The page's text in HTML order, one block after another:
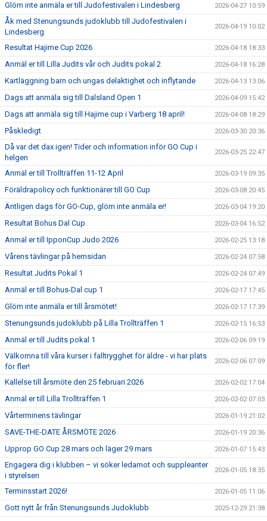
Glöm inte anmäla er till Judofestivalen i Lindesberg 2026-04-27 10:59
Åk med Stenungsunds judoklubb till Judofestivalen i
Lindesberg
2026-04-19 10:02
Resultat Hajime Cup 2026 2026-04-18 18:33
Anmäl er till Lilla Judits vår och Judits pokal 2 2026-04-18 16:28
Kartläggning barn och ungas delaktighet och inflytande 2026-04-13 13:06
Dags att anmäla sig till Dalsland Open 1 2026-04-09 15:42
Dags att anmäla sig till Hajime cup i Varberg 18 april! 2026-04-08 18:29
Påskledigt 2026-03-30 20:36
Då var det dax igen! Tider och information inför GO Cup i
helgen
2026-03-25 22:47
Anmäl er till Trollträffen 11-12 April 2026-03-19 09:35
Föräldrapolicy och funktionärer till GO Cup 2026-03-08 20:45
Äntligen dags för GO-Cup, glöm inte anmäla er! 2026-03-04 19:20
Resultat Bohus Dal Cup 2026-03-04 16:52
Anmäl er till IpponCup Judo 2026 2026-02-25 13:18
Vårens tävlingar på hemsidan 2026-02-24 07:58
Resultat Judits Pokal 1 2026-02-24 07:49
Anmäl er till Bohus-Dal cup 1 2026-02-17 17:45
Glöm inte anmäla er till årsmötet! 2026-02-17 17:39
Stenungsunds judoklubb på Lilla Trollträffen 1 2026-02-15 16:53
Anmäl er till Judits pokal 1 2026-02-06 09:19
Välkomna till våra kurser i falltrygghet för äldre - vi har plats
för fler!
2026-02-06 07:09
Kallelse till årsmöte den 25 februari 2026 2026-02-02 17:04
Anmäl er till Lilla Trollträffen 1 2026-02-02 07:03
Vårterminens tävlingar 2026-01-19 21:02
SAVE-THE-DATE ÅRSMÖTE 2026 2026-01-19 20:36
Upprop GO Cup 28 mars och läger 29 mars 2026-01-07 15:43
Engagera dig i klubben – vi söker ledamot och suppleanter
i styrelsen
2026-01-05 18:35
Terminsstart 2026! 2026-01-05 11:06
Gott nytt år från Stenungsunds Judoklubb 2025-12-29 21:38